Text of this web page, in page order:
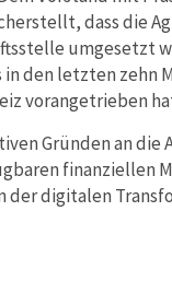
dass die
umgesetzt
den letzten zehn
vorangetrieben
Gründen an die
finanziellen
der digitalen